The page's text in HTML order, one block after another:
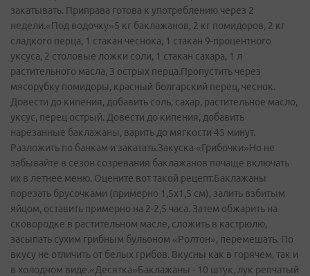
закатывать. Приправа готова к употреблению через 2
недели.«Под водочку»5 кг баклажанов, 2 кг помидоров, 2 кг
сладкого перца, 1 стакан чеснока, 1 стакан 9-процентного
уксуса, 2 столовые ложки соли, 1 стакан сахара, 1 л
растительного масла, 3 острых перца.Пропустить через
мясорубку помидоры, красный болгарский перец, чеснок.
Довести до кипения, добавить соль, сахар, растительное масло,
уксус, перец острый. Довести до кипения, добавить
нарезанные баклажаны, варить до мягкости 45 минут.
Разложить по банкам и закатать.Закуска «Грибочки»Но не
забывайте в сезон созревания баклажанов почаще включать
их в летнее меню. Оцените вот такой рецепт.Баклажаны
порезать брусочками (примерно 1,5х1,5 см), залить взбитым
яйцом, оставить примерно на 2-2,5 часа. Затем обжарить на
сковородке в растительном масле, сложить в кастрюлю,
засыпать сухим грибным бульоном «Ролтон», перемешать. По
вкусу не отличить от белых грибов. Вкусны как в горячем, так и
в холодном виде.«Десятка»Баклажаны - 10 штук, лук репчатый